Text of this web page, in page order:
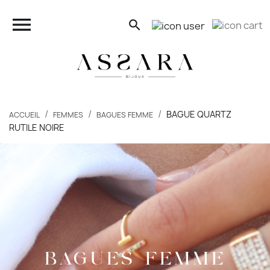
 search
close
FEMMES
PIERCINGS
BONS PLANS
ACCUEIL FEMMES BAGUES FEMME
BAGUE QUARTZ
RUTILE NOIRE
BAGUES FEMME